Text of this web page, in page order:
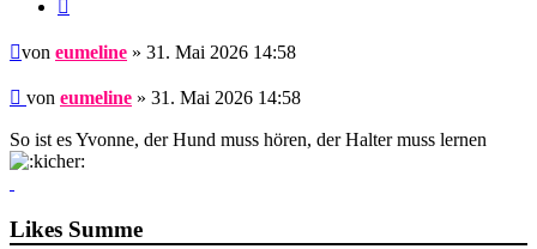
Beitrag
von eumeline » 31. Mai 2026 14:58
Beitrag
von eumeline » 31. Mai 2026 14:58
So ist es Yvonne, der Hund muss hören, der Halter muss lernen
Likes Summe